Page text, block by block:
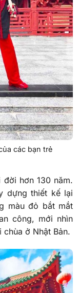
các bạn trẻ
đời hơn 130 năm.
dựng thiết kế lại
màu đỏ bắt mắt
công, mới nhìn
ở Nhật Bản.